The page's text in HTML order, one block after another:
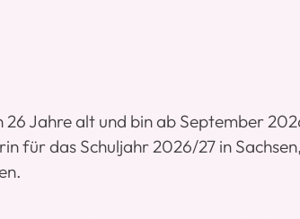
26 Jahre alt und bin ab September
für das Schuljahr 2026/27 in